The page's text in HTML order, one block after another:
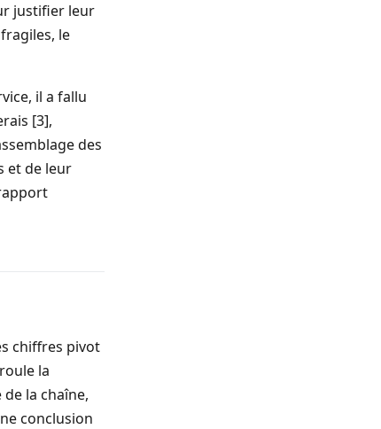
justifier leur
le
il a fallu
[3],
des
et de leur
chiffres pivot
la
la chaîne,
conclusion